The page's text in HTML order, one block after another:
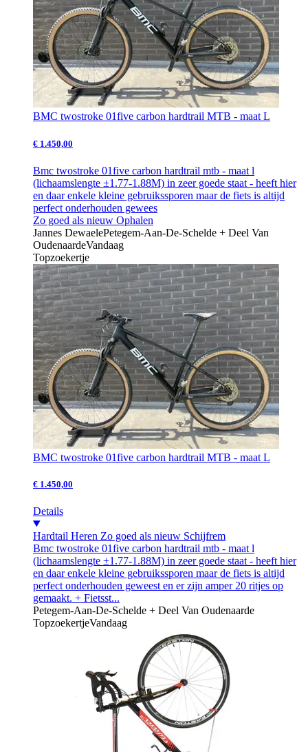
BMC twostroke 01five carbon hardtrail MTB - maat L
€ 1.450,00
Bmc twostroke 01five carbon hardtrail mtb - maat l
(lichaamslengte ±1.77-1.88M) in zeer goede staat - heeft hier
en daar enkele kleine gebruikssporen maar de fiets is altijd
perfect onderhouden gewees
Zo goed als nieuw Ophalen
Jannes DewaelePetegem-Aan-De-Schelde + Deel Van
OudenaardeVandaag
Topzoekertje
BMC twostroke 01five carbon hardtrail MTB - maat L
€ 1.450,00
Details
Hardtail Heren Zo goed als nieuw Schijfrem
Bmc twostroke 01five carbon hardtrail mtb - maat l
(lichaamslengte ±1.77-1.88M) in zeer goede staat - heeft hier
en daar enkele kleine gebruikssporen maar de fiets is altijd
perfect onderhouden geweest en er zijn amper 20 ritjes op
gemaakt. + Fietsst...
Petegem-Aan-De-Schelde + Deel Van Oudenaarde
TopzoekertjeVandaag